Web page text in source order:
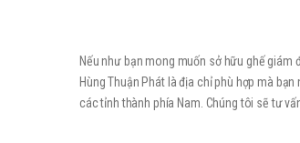
Nếu như bạn mong muốn sở hữu ghế giám
Hùng Thuận Phát là địa chỉ phù hợp mà
các tỉnh thành phía Nam. Chúng tôi sẽ tư